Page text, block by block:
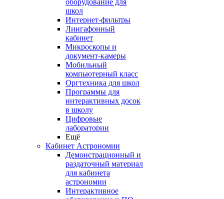
оборудование для
школ
Интернет-фильтры
Лингафонный
кабинет
Микроскопы и
документ-камеры
Мобильный
компьютерный класс
Оргтехника для школ
Программы для
интерактивных досок
в школу
Цифровые
лаборатории
Ещё
Кабинет Астрономии
Демонстрационный и
раздаточный материал
для кабинета
астрономии
Интерактивное